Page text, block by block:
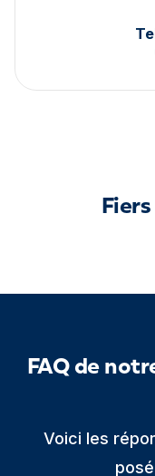
FAQ de
Voici les